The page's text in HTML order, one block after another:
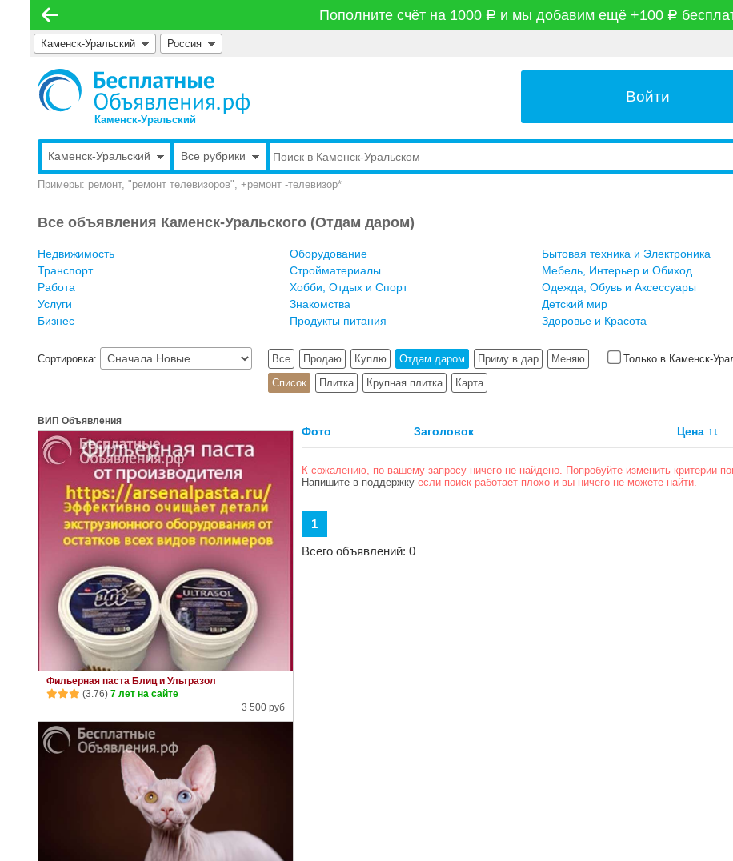
Пополните счёт на 1000 руб и мы добавим ещё +100 руб
Каменск-Уральский Россия
Каменск-Уральский
Войти
Каменск-Уральский Все рубрики
Примеры: ремонт, "ремонт телевизоров", +ремонт -телевизор*
Все объявления Каменск-Уральского (Отдам даром)
Недвижимость
Транспорт
Работа
Услуги
Бизнес
Оборудование
Стройматериалы
Хобби, Отдых и Спорт
Знакомства
Продукты питания
Бытовая техника и Электроника
Мебель, Интерьер и Обиход
Одежда, Обувь и Аксессуары
Детский мир
Здоровье и Красота
Сортировка: Все Продаю Куплю Отдам даром Приму в дар Меняю Только в Каменск-
Список
Плитка Крупная плитка Карта
ВИП Объявления
Фильерная паста Блиц и Ультразол
(3.76) 7 лет на сайте
3 500 руб
Фото Заголовок Цена ↑↓
К сожалению, по вашему запросу ничего не найдено. Попробуйте изменить критерии
Напишите в поддержку если поиск работает плохо и вы ничего не можете найти.
1
Всего объявлений: 0